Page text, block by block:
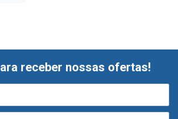
receber nossas ofertas!